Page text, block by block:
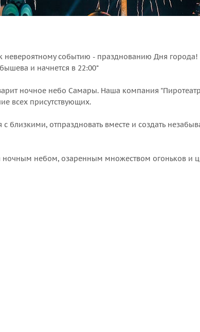
невероятному событию - празднованию Дня
и начнется в 22:00*
ночное небо Самары. Наша компания
всех присутствующих.
близкими, отпраздновать вместе и создать
ночным небом, озаренным множеством огоньков и